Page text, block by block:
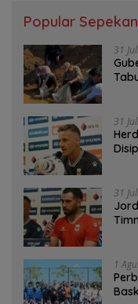
Popular Sepekan
31
31
31
1